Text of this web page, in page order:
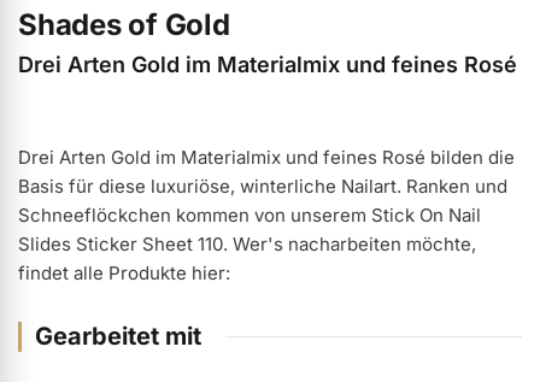
Weihnachtsmarkt anzeigen
Shades of Gold
Drei Arten Gold im Materialmix und feines Rosé
Drei Arten Gold im Materialmix und feines Rosé bilden die
Basis für diese luxuriöse, winterliche Nailart. Ranken und
Schneeflöckchen kommen von unserem Stick On Nail
Slides Sticker Sheet 110. Wer's nacharbeiten möchte,
findet alle Produkte hier:
Gearbeitet mit